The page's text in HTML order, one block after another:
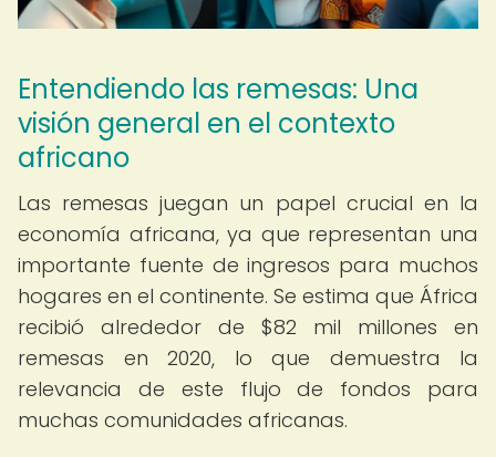
Entendiendo las remesas: Una
visión general en el contexto
africano
Las remesas juegan un papel crucial en la
economía africana, ya que representan una
importante fuente de ingresos para muchos
hogares en el continente. Se estima que África
recibió alrededor de $82 mil millones en
remesas en 2020, lo que demuestra la
relevancia de este flujo de fondos para
muchas comunidades africanas.